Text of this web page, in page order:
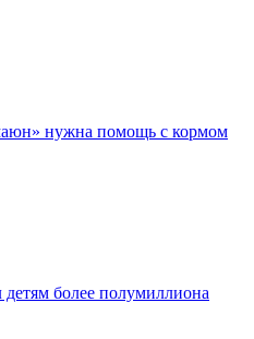
нужна помощь с кормом
более полумиллиона